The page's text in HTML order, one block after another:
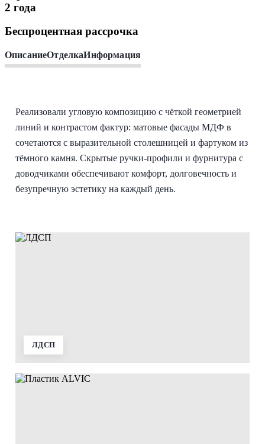
2 года
Беспроцентная рассрочка
ОписаниеОтделкаИнформация
Реализовали угловую композицию с чёткой геометрией
линий и контрастом фактур: матовые фасады МДФ в
сочетаются с выразительной столешницей и фартуком из
тёмного камня. Скрытые ручки-профили и фурнитура с
доводчиками обеспечивают комфорт, долговечность и
безупречную эстетику на каждый день.
ЛДСП